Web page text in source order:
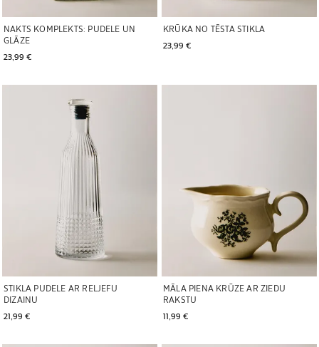
NAKTS KOMPLEKTS: PUDELE UN
GLĀZE
23,99 €
KRŪKA NO TĒSTA STIKLA
23,99 €
STIKLA PUDELE AR RELJEFU
DIZAINU
21,99 €
Attēls mainīts uz 1 no 5
MĀLA PIENA KRŪZE AR ZIEDU
RAKSTU
11,99 €
Attēls mainīts uz 1 no 5
Attēls mainīts uz 1 no 5 Attēls mainīts uz 1 no 5